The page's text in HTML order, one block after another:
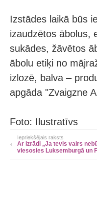
Izstādes laikā būs
izaudzētos ābolus,
sukādes, žāvētos
ābolu etiķi no
izlozē, balva –
apgāda "Zvaigzne
Foto: Ilustratīvs
Iepriekšējais raksts
Ar izrādi „Ja tevis vairs
viesosies Luksemburgā un